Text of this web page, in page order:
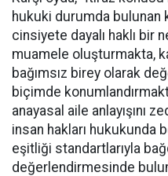
hukuki durumda bulunan
cinsiyete dayalı haklı bir
muamele oluşturmakta,
bağımsız birey olarak
biçimde
anayasal aile anlayışını
insan hakları hukukunda
eşitliği standartlarıyla
değerlendirmesinde